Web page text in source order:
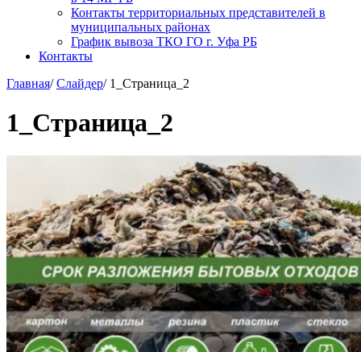
Контакты территориальных представителей в
муниципальных районах
График вывоза ТКО ГО г. Уфа РБ
Контакты
Главная/ Слайдер/ 1_Страница_2
1_Страница_2